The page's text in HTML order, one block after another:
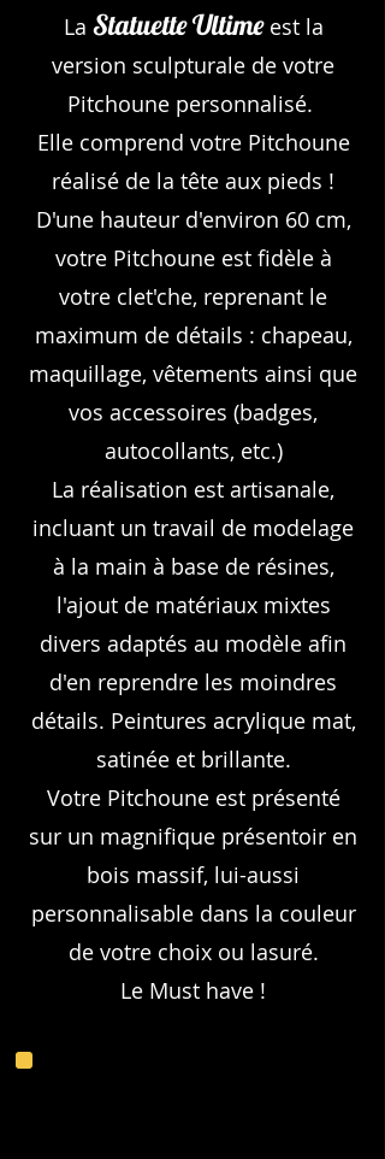
La Statuette Ultime est la
version sculpturale de votre
Pitchoune personnalisé.
Elle comprend votre Pitchoune
réalisé de la tête aux pieds !
D'une hauteur d'environ 60 cm,
votre Pitchoune est fidèle à
votre clet'che, reprenant le
maximum de détails : chapeau,
maquillage, vêtements ainsi que
vos accessoires (badges,
autocollants, etc.)
La réalisation est artisanale,
incluant un travail de modelage
à la main à base de résines,
l'ajout de matériaux mixtes
divers adaptés au modèle afin
d'en reprendre les moindres
détails. Peintures acrylique mat,
satinée et brillante.
Votre Pitchoune est présenté
sur un magnifique présentoir en
bois massif, lui-aussi
personnalisable dans la couleur
de votre choix ou lasuré.
Le Must have !